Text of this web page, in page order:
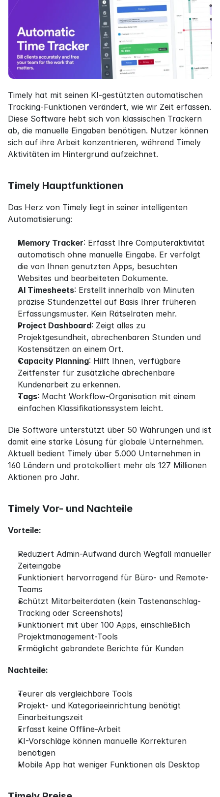
Timely hat mit seinen KI-gestützten automatischen
Tracking-Funktionen verändert, wie wir Zeit erfassen.
Diese Software hebt sich von klassischen Trackern
ab, die manuelle Eingaben benötigen. Nutzer können
sich auf ihre Arbeit konzentrieren, während Timely
Aktivitäten im Hintergrund aufzeichnet.
Timely Hauptfunktionen
Das Herz von Timely liegt in seiner intelligenten
Automatisierung:
Memory Tracker: Erfasst Ihre Computeraktivität
automatisch ohne manuelle Eingabe. Er verfolgt
die von Ihnen genutzten Apps, besuchten
Websites und bearbeiteten Dokumente.
AI Timesheets: Erstellt innerhalb von Minuten
präzise Stundenzettel auf Basis Ihrer früheren
Erfassungsmuster. Kein Rätselraten mehr.
Project Dashboard: Zeigt alles zu
Projektgesundheit, abrechenbaren Stunden und
Kostensätzen an einem Ort.
Capacity Planning: Hilft Ihnen, verfügbare
Zeitfenster für zusätzliche abrechenbare
Kundenarbeit zu erkennen.
Tags: Macht Workflow-Organisation mit einem
einfachen Klassifikationssystem leicht.
Die Software unterstützt über 50 Währungen und ist
damit eine starke Lösung für globale Unternehmen.
Aktuell bedient Timely über 5.000 Unternehmen in
160 Ländern und protokolliert mehr als 127 Millionen
Aktionen pro Jahr.
Timely Vor- und Nachteile
Vorteile:
Reduziert Admin-Aufwand durch Wegfall manueller
Zeiteingabe
Funktioniert hervorragend für Büro- und Remote-
Teams
Schützt Mitarbeiterdaten (kein Tastenanschlag-
Tracking oder Screenshots)
Funktioniert mit über 100 Apps, einschließlich
Projektmanagement-Tools
Ermöglicht gebrandete Berichte für Kunden
Nachteile:
Teurer als vergleichbare Tools
Projekt- und Kategorieeinrichtung benötigt
Einarbeitungszeit
Erfasst keine Offline-Arbeit
KI-Vorschläge können manuelle Korrekturen
benötigen
Mobile App hat weniger Funktionen als Desktop